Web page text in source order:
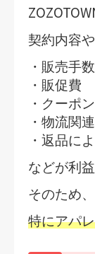
契約内容
・販売手
・販促費
・クーポ
・物流関
・返品に
などが利
そのため、
特にアパ